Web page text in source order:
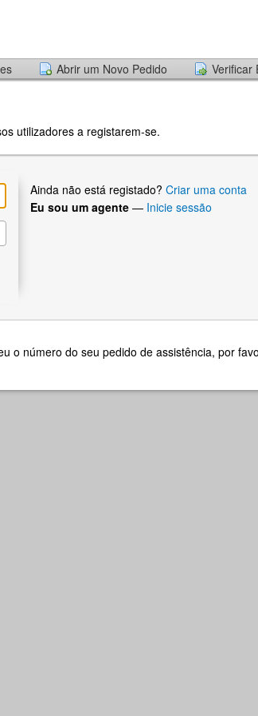
Abrir um Novo Pedido Verificar
utilizadores a registarem-se.
Ainda não está registado? Criar uma conta
Eu sou um agente — Inicie sessão
o número do seu pedido de assistência, por